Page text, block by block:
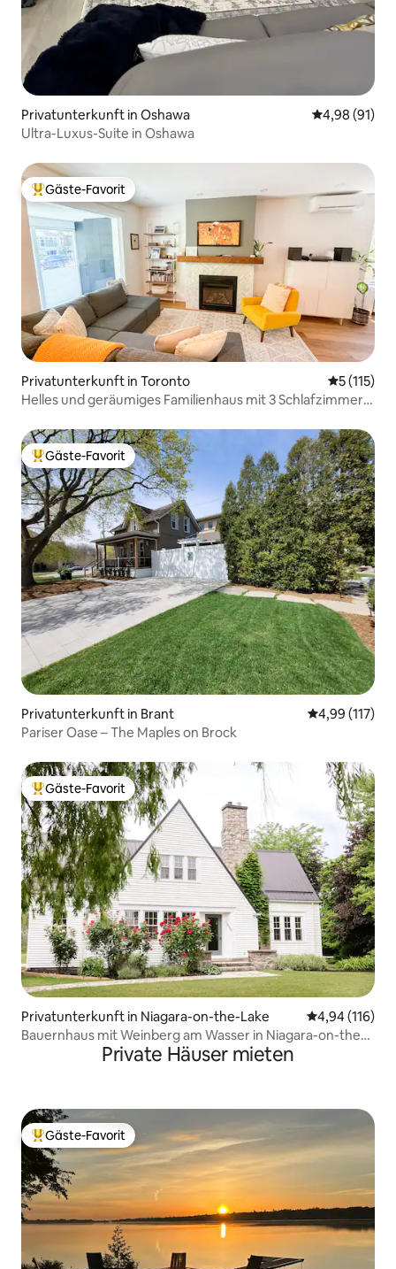
Privatunterkunft in Oshawa
4,98 (91)
Ultra-Luxus-Suite in Oshawa
Beliebter Gäste-Favorit.
Gäste-Favorit
Privatunterkunft in Toronto
5 (115)
Helles und geräumiges Familienhaus mit 3 Schlafzimmern
Beliebter Gäste-Favorit.
Gäste-Favorit
Privatunterkunft in Brant
4,99 (117)
Pariser Oase – The Maples on Brock
Beliebter Gäste-Favorit.
Gäste-Favorit
Privatunterkunft in Niagara-on-the-Lake
4,94 (116)
Bauernhaus mit Weinberg am Wasser in Niagara-on-the-
Private Häuser mieten
Beliebter Gäste-Favorit.
Gäste-Favorit